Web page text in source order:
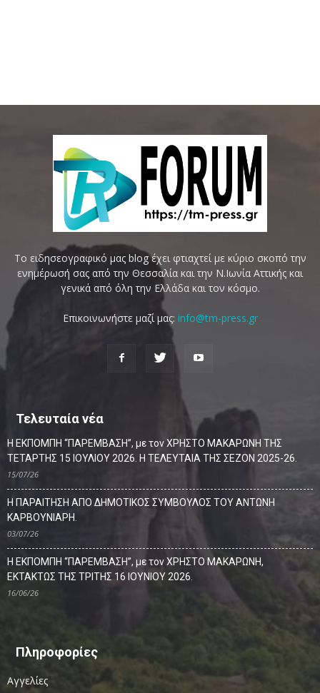
Το ειδησεογραφικό μας blog έχει φτιαχτεί με κύριο σκοπό την
ενημέρωσή σας από την Θεσσαλία και την Ν.Ιωνία Αττικής και
γενικά από όλη την Ελλάδα και τον κόσμο.
Επικοινωνήστε μαζί μας: info@tm-press.gr
Τελευταία νέα
Η ΕΚΠΟΜΠΗ “ΠΑΡΕΜΒΑΣΗ”, με τον ΧΡΗΣΤΟ ΜΑΚΑΡΩΝΗ ΤΗΣ
ΤΕΤΑΡΤΗΣ 15 ΙΟΥΛΙΟΥ 2026. Η ΤΕΛΕΥΤΑΙΑ ΤΗΣ ΣΕΖΟΝ 2025-26.
15/07/26
Η ΠΑΡΑΙΤΗΣΗ ΑΠΟ ΔΗΜΟΤΙΚΟΣ ΣΥΜΒΟΥΛΟΣ ΤΟΥ ΑΝΤΩΝΗ
ΚΑΡΒΟΥΝΙΑΡΗ.
03/07/26
Η ΕΚΠΟΜΠΗ “ΠΑΡΕΜΒΑΣΗ”, με τον ΧΡΗΣΤΟ ΜΑΚΑΡΩΝΗ,
ΕΚΤΑΚΤΩΣ ΤΗΣ ΤΡΙΤΗΣ 16 ΙΟΥΝΙΟΥ 2026.
16/06/26
Πληροφορίες
Αγγελίες